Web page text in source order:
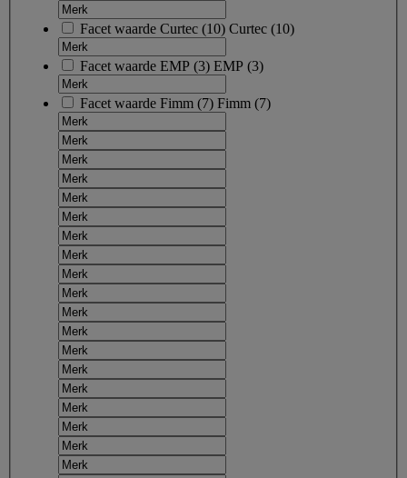
Facet waarde Curtec (10) Curtec (10)
Facet waarde EMP (3) EMP (3)
Facet waarde Fimm (7) Fimm (7)